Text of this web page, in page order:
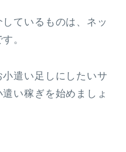
ているものは、ネッ
。
遣い足しにしたいサ
い稼ぎを始めましょ